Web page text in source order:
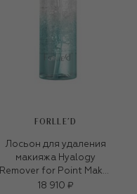
FORLLE'D
Лосьон для удаления
макияжа Hyalogy
Remover for Point Make-
Up (150ml)
18 910 ₽